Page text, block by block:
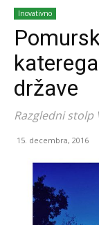
Inovativno
države
Razgledni stolp
15. decembra, 2016